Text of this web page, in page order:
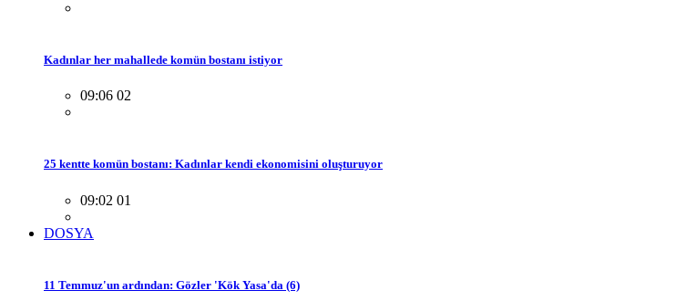
Kadınlar her mahallede komün bostanı istiyor
09:06 02
25 kentte komün bostanı: Kadınlar kendi ekonomisini oluşturuyor
09:02 01
DOSYA
11 Temmuz'un ardından: Gözler 'Kök Yasa'da (6)